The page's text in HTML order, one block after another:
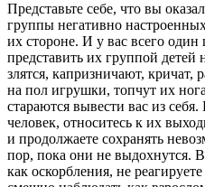
Представьте себе, что вы
группы негативно
их стороне. И у вас всего
представить их группой
злятся, капризничают, кричат,
на пол игрушки, топчут их
стараются вывести вас из
человек, относитесь к их
и продолжаете сохранять
пор, пока они не выдохнутся.
как оскорбления, не